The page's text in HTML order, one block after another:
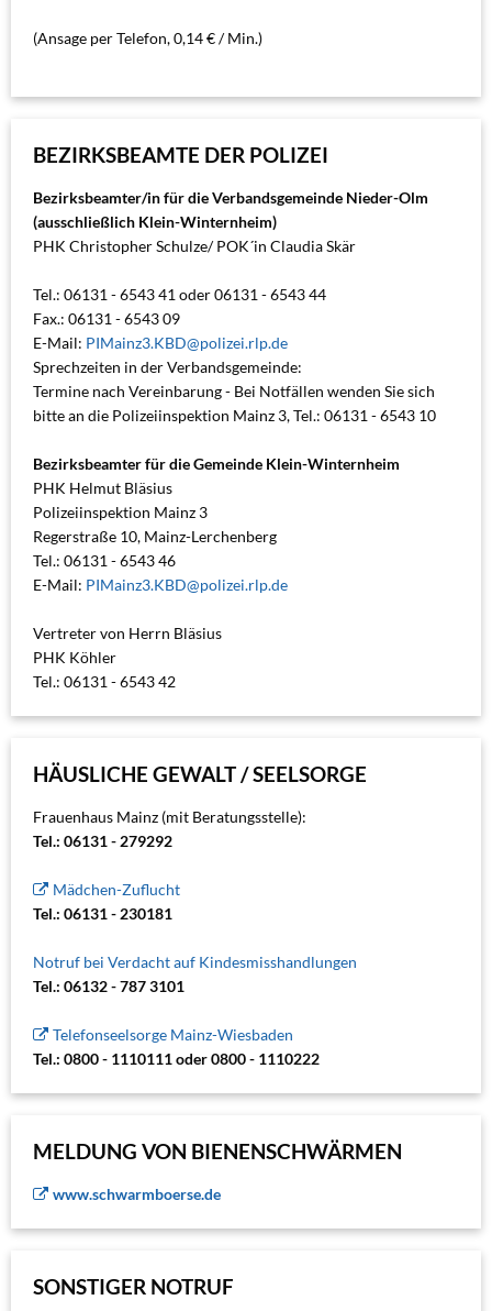
(Ansage per Telefon, 0,14 € / Min.)
BEZIRKSBEAMTE DER POLIZEI
Bezirksbeamter/in für die Verbandsgemeinde Nieder-Olm
(ausschließlich Klein-Winternheim)
PHK Christopher Schulze/ POK´in Claudia Skär
Tel.: 06131 - 6543 41 oder 06131 - 6543 44
Fax.: 06131 - 6543 09
E-Mail: PIMainz3.KBD@polizei.rlp.de
Sprechzeiten in der Verbandsgemeinde:
Termine nach Vereinbarung - Bei Notfällen wenden Sie sich
bitte an die Polizeiinspektion Mainz 3, Tel.: 06131 - 6543 10
Bezirksbeamter für die Gemeinde Klein-Winternheim
PHK Helmut Bläsius
Polizeiinspektion Mainz 3
Regerstraße 10, Mainz-Lerchenberg
Tel.: 06131 - 6543 46
E-Mail: PIMainz3.KBD@polizei.rlp.de
Vertreter von Herrn Bläsius
PHK Köhler
Tel.: 06131 - 6543 42
HÄUSLICHE GEWALT / SEELSORGE
Frauenhaus Mainz (mit Beratungsstelle):
Tel.: 06131 - 279292
Mädchen-Zuflucht
Tel.: 06131 - 230181
Notruf bei Verdacht auf Kindesmisshandlungen
Tel.: 06132 - 787 3101
Telefonseelsorge Mainz-Wiesbaden
Tel.: 0800 - 1110111 oder 0800 - 1110222
MELDUNG VON BIENENSCHWÄRMEN
www.schwarmboerse.de
SONSTIGER NOTRUF